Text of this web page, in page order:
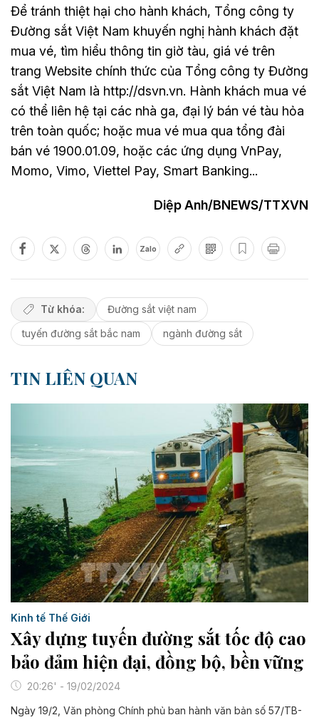
Để tránh thiệt hại cho hành khách, Tổng công ty
Đường sắt Việt Nam khuyến nghị hành khách đặt
mua vé, tìm hiểu thông tin giờ tàu, giá vé trên
trang Website chính thức của Tổng công ty Đường
sắt Việt Nam là http://dsvn.vn. Hành khách mua vé
có thể liên hệ tại các nhà ga, đại lý bán vé tàu hỏa
trên toàn quốc; hoặc mua vé mua qua tổng đài
bán vé 1900.01.09, hoặc các ứng dụng VnPay,
Momo, Vimo, Viettel Pay, Smart Banking...
Diệp Anh/BNEWS/TTXVN
Zalo
Từ khóa:
Đường sắt việt nam
tuyến đường sắt bắc nam
ngành đường sắt
TIN LIÊN QUAN
Kinh tế Thế Giới
Xây dựng tuyến đường sắt tốc độ cao
bảo đảm hiện đại, đồng bộ, bền vững
20:26' - 19/02/2024
Ngày 19/2, Văn phòng Chính phủ ban hành văn bản số 57/TB-